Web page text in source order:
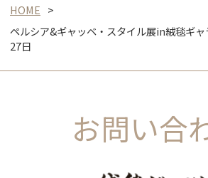
HOME
ペルシア&ギャッベ・スタイル展in絨毯ギ
27日
お問い合